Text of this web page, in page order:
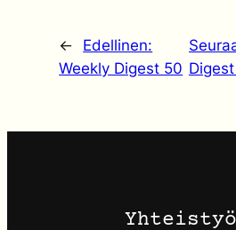
←
Edellinen:
Weekly Digest 50